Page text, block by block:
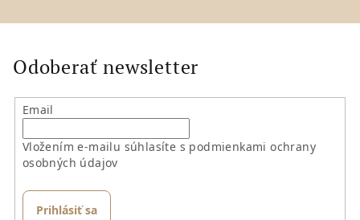
Odoberať newsletter
Email
Vložením e-mailu súhlasíte s podmienkami ochrany
osobných údajov
Prihlásiť sa